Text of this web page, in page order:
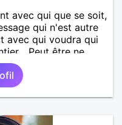
avec qui que se soit,
qui n'est autre
avec qui voudra qui
Peut être ne
mais la perche
pourrait donner. Je
?